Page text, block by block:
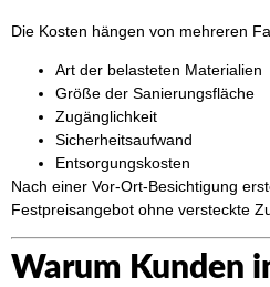
Die Kosten hängen von mehreren
Art der belasteten Materialien
Größe der Sanierungsfläche
Zugänglichkeit
Sicherheitsaufwand
Entsorgungskosten
Nach einer Vor-Ort-Besichtigung
Festpreisangebot ohne versteckte
Warum Kunden